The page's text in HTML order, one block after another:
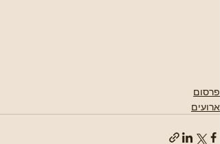
פרסום
ארועים